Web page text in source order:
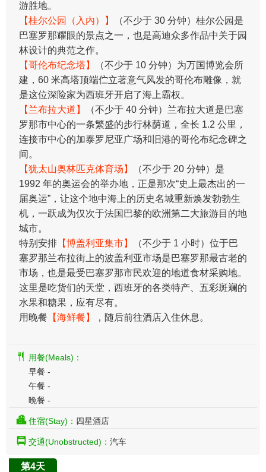
游胜地。
【桂尔公园（入内）】
（不少于 30 分钟）桂尔公园是
巴塞罗那耀眼的景点之一，也是高迪众多作品中关于园
林设计的典范之作。
【哥伦布纪念塔】
（不少于 10 分钟）为万国博览会所
建，60 米高塔顶端伫立著意气风发的哥伦布雕像，就
是这位深险家为西班牙开启了海上霸权。
【兰布拉大道】
（不少于 40 分钟）兰布拉大道是巴塞
罗那市中心的一条繁盛的步行林荫道，全长 1.2 公里，
连接市中心的加泰罗尼亚广场和旧港的哥伦布纪念碑之
间。
【犹太山奥林匹克体育场】
（不少于 20 分钟）是
1992 年的奥运会的举办地，正是那次“史上最杰出的一
届奥运”，让这个地中海上的历史名城重新焕发勃勃生
机，一跃成为仅次于法国巴黎的欧洲第二大旅游目的地
城市。
特别安排 【博盖利亚集市】
（不少于 1 小时）位于巴
塞罗那兰布拉街上的波盖利亚市场是巴塞罗那最古老的
市场，也是最受巴塞罗那市民欢迎的地道食材采购地。
这里是吃货们的天堂，西班牙的各类特产、五彩斑斓的
水果和糖果，应有尽有。
用晚餐 【海鲜餐】 ，随后前往酒店入住休息。
用餐(Meals)：
早餐 -
午餐 -
晚餐 -
住宿(Stay)： 四星酒店
交通(Unobstructed)： 汽车
第4天